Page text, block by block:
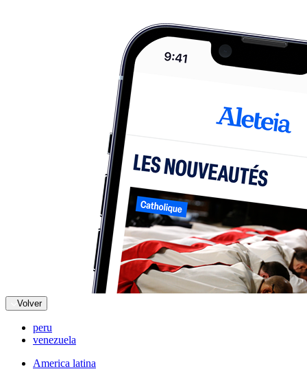
Volver
peru
venezuela
America latina